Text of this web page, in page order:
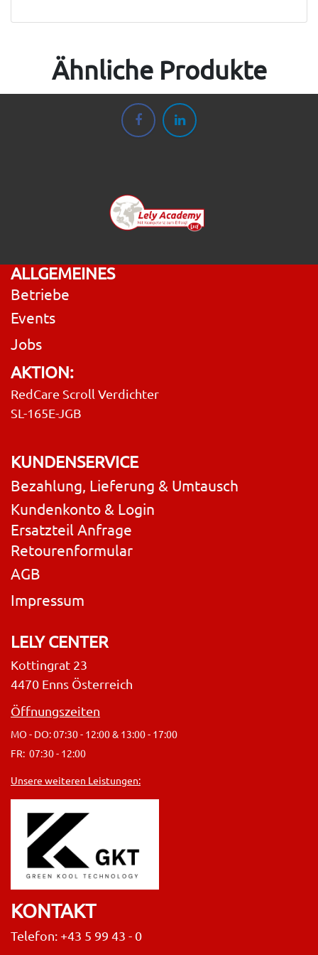
Ähnliche Produkte
ALLGEMEINES
Betriebe
Events
Jobs
AKTION:
RedCare Scroll Verdichter
SL-165E-JGB
KUNDENSERVICE
Bezahlung, Lieferung & Umtausch
Kundenkonto & Login
Ersatzteil Anfrage
Retourenformular
AGB
Impressum
LELY CENTER
Kottingrat 23
4470 Enns Österreich
Öffnungszeiten
MO - DO: 07:30 - 12:00 & 13:00 - 17:00
FR: 07:30 - 12:00
Unsere weiteren Leistungen:
KONTAKT
Telefon: +43 5 99 43 - 0